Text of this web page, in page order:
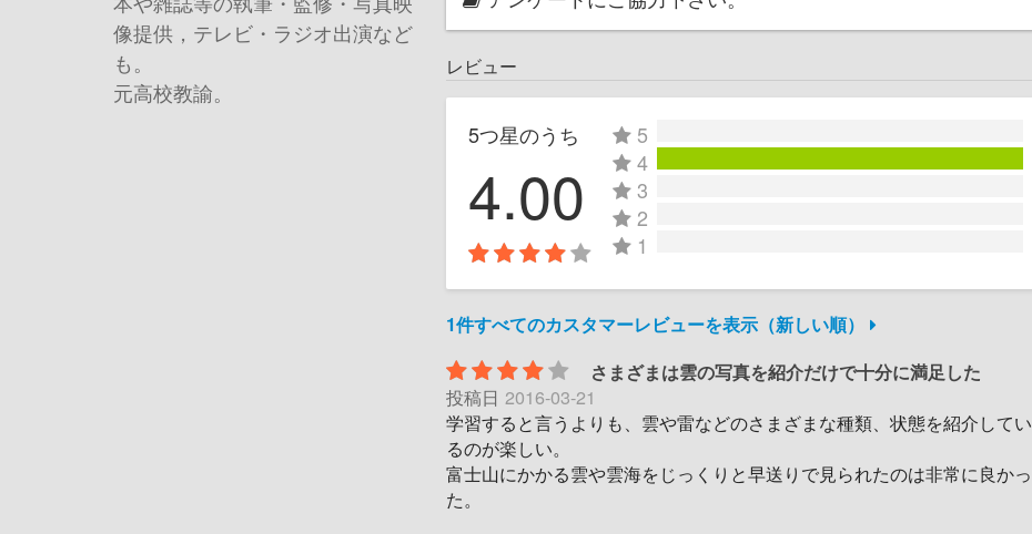
像提供，テレビ・ラジオ出演など
も。
元高校教諭。
レビュー
5つ星のうち
4.00
5
4
3
2
1
1件すべてのカスタマーレビューを表示（新しい順）
さまざまは雲の写真を紹介だけで十分に満足した
投稿日 2016-03-21
学習すると言うよりも、雲や雷などのさまざまな種類、状態を紹介してい
るのが楽しい。
富士山にかかる雲や雲海をじっくりと早送りで見られたのは非常に良かっ
た。